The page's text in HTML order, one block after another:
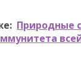
Природные